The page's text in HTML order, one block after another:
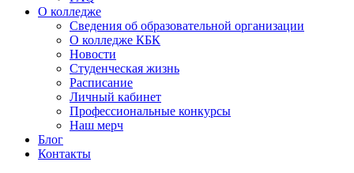
О колледже
Сведения об образовательной организации
О колледже КБК
Новости
Студенческая жизнь
Расписание
Личный кабинет
Профессиональные конкурсы
Наш мерч
Блог
Контакты